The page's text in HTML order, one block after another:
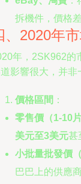
拆機件，價格
、2020年
年，2SK962的
影響很大，并非
價格區間 ：
零售價（1-10片
美元至3美元甚
小批量批發價
巴巴上的供應